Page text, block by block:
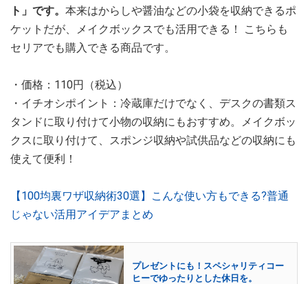
ト」です。 本来はからしや醤油などの小袋を収納できるポ
ケットだが、メイクボックスでも活用できる！ こちらも
セリアでも購入できる商品です。
・価格：110円（税込）
・イチオシポイント：冷蔵庫だけでなく、デスクの書類ス
タンドに取り付けて小物の収納にもおすすめ。メイクボッ
クスに取り付けて、スポンジ収納や試供品などの収納にも
使えて便利！
【100均裏ワザ収納術30選】こんな使い方もできる?普通
じゃない活用アイデアまとめ
プレゼントにも！スペシャリティコー
ヒーでゆったりとした休日を。